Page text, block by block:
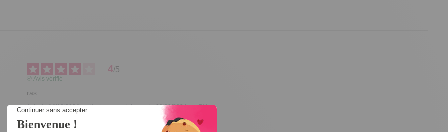
4/5
Avis vérifié
ras.
Avis du14/10/2024 , suite à une expérience du09/09/2024 parP.V.
Utile(0)Signaler